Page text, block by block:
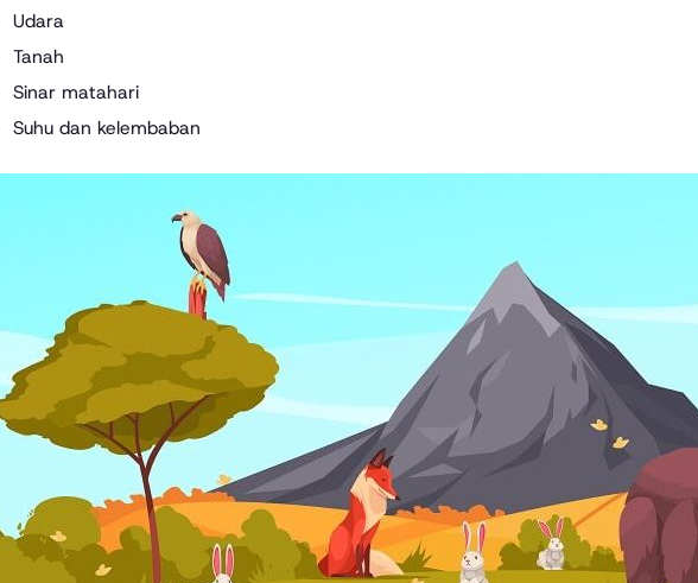
Udara
Tanah
Sinar matahari
Suhu dan kelembaban